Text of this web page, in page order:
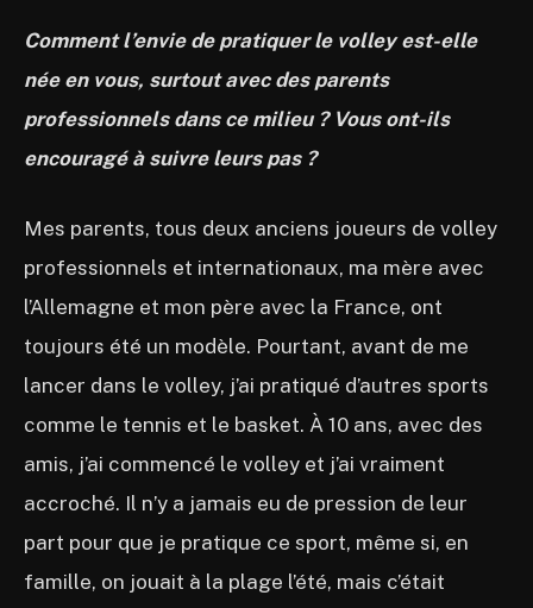
Comment l’envie de pratiquer le volley est-elle
née en vous, surtout avec des parents
professionnels dans ce milieu ? Vous ont-ils
encouragé à suivre leurs pas ?
Mes parents, tous deux anciens joueurs de volley
professionnels et internationaux, ma mère avec
l’Allemagne et mon père avec la France, ont
toujours été un modèle. Pourtant, avant de me
lancer dans le volley, j’ai pratiqué d’autres sports
comme le tennis et le basket. À 10 ans, avec des
amis, j’ai commencé le volley et j’ai vraiment
accroché. Il n’y a jamais eu de pression de leur
part pour que je pratique ce sport, même si, en
famille, on jouait à la plage l’été, mais c’était